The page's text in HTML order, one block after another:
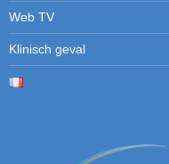
Web TV
Klinisch geval